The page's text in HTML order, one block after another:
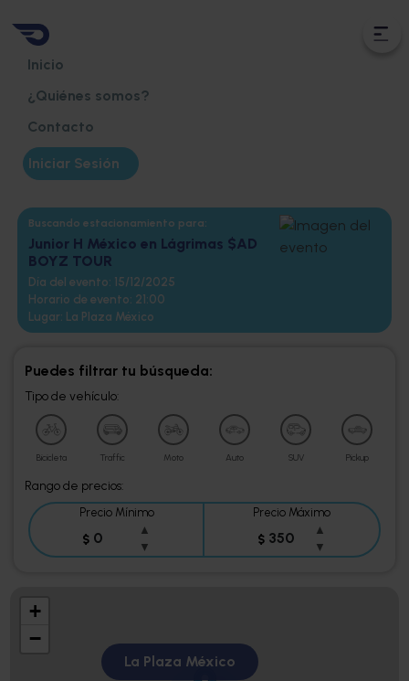
Inicio
¿Quiénes somos?
Contacto
Iniciar Sesión
Buscando estacionamiento para:
Junior H México en Lágrimas $AD
BOYZ TOUR
Día del evento: 15/12/2025
Horario de evento: 21:00
Lugar: La Plaza México
Puedes filtrar tu búsqueda:
Tipo de vehículo:
Bicicleta Traffic Moto Auto SUV Pickup
Rango de precios:
Precio Mínimo
$
▲
▼
Precio Máximo
$
▲
▼
La Plaza México
Agotado
+
−